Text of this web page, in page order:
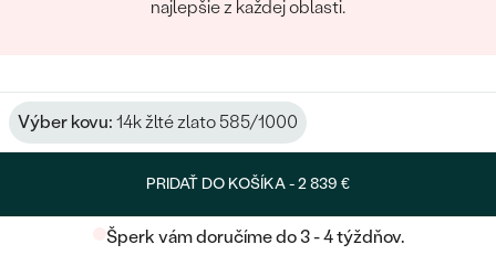
najlepšie z každej oblasti.
Výber kovu: 14k žlté zlato 585/1000
PRIDAŤ DO KOŠÍKA -2 839 €
Šperk vám doručíme do 3 - 4 týždňov.